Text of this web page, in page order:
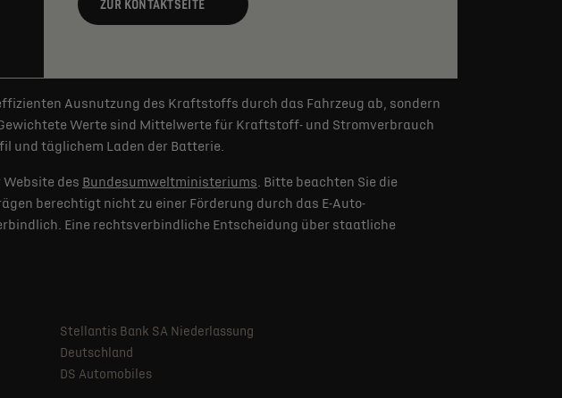
ZUR KONTAKTSEITE
Ausnutzung des Kraftstoffs durch das Fahrzeug ab, sondern
Werte sind Mittelwerte für Kraftstoff- und Stromverbrauch
und täglichem Laden der Batterie.
des Bundesumweltministeriums. Bitte beachten Sie die
berechtigt nicht zu einer Förderung durch das E-Auto-
Eine rechtsverbindliche Entscheidung über staatliche
Stellantis Bank SA Niederlassung
Deutschland
DS Automobiles